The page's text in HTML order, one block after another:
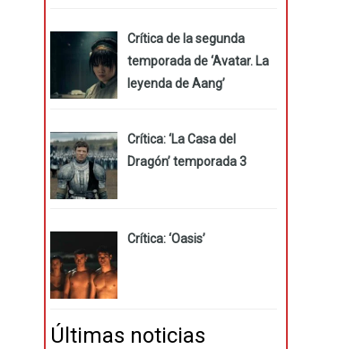
Crítica de la segunda
temporada de ‘Avatar. La
leyenda de Aang’
Crítica: ‘La Casa del
Dragón’ temporada 3
Crítica: ‘Oasis’
Últimas noticias